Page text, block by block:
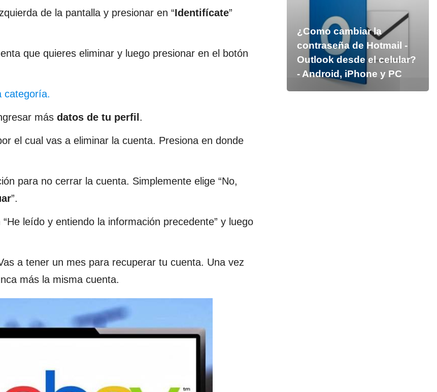
de la pantalla y presionar en “Identifícate”
que quieres eliminar y luego presionar en el botón
categoría.
más datos de tu perfil.
el cual vas a eliminar la cuenta. Presiona en donde
para no cerrar la cuenta. Simplemente elige “No,
”.
leído y entiendo la información precedente” y luego
a tener un mes para recuperar tu cuenta. Una vez
más la misma cuenta.
¿Como cambiar la
contraseña de Hotmail -
Outlook desde el celular?
- Android, iPhone y PC